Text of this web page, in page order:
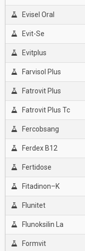
Evisel Oral
Evit-Se
Evitplus
Farvisol Plus
Fatrovit Plus
Fatrovit Plus Tc
Fercobsang
Ferdex B12
Fertidose
Fitadinon–K
Flunitet
Flunoksilin La
Formvit